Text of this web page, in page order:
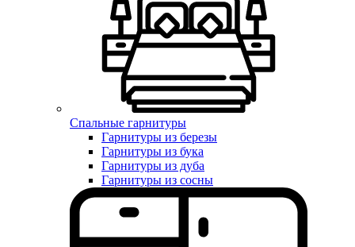
Спальные гарнитуры
Гарнитуры из березы
Гарнитуры из бука
Гарнитуры из дуба
Гарнитуры из сосны